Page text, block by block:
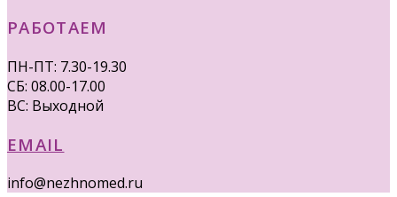
РАБОТАЕМ
ПН-ПТ: 7.30-19.30
СБ: 08.00-17.00
ВС: Выходной
EMAIL
info@nezhnomed.ru